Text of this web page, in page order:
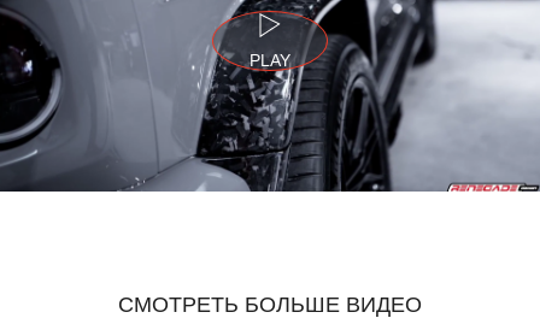
PLAY
СМОТРЕТЬ БОЛЬШЕ ВИДЕО